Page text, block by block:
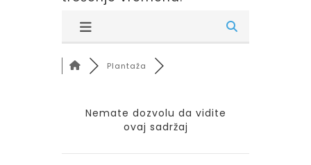
Plantaža
Nemate dozvolu da vidite
ovaj sadržaj